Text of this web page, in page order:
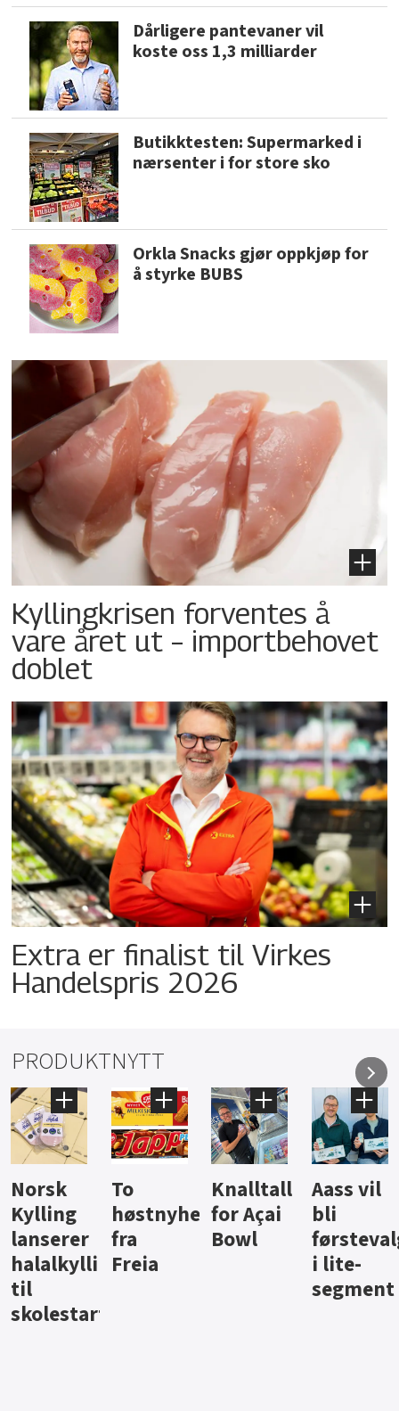
Dårligere pantevaner vil
koste oss 1,3 milliarder
Butikktesten: Supermarked i
nærsenter i for store sko
Orkla Snacks gjør oppkjøp for
å styrke BUBS
Kyllingkrisen forventes å
vare året ut – importbehovet
doblet
Extra er finalist til Virkes
Handelspris 2026
PRODUKTNYTT
Knalltall
for Açai
Bowl
Aass vil
bli
førstevalg
i lite-
Brus og
jus fra
Berentsen
Hard
iste fra
Hansa